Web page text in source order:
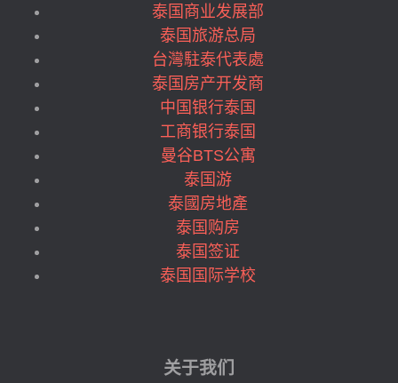
曼谷BTS Phahonyothin (1)
曼谷BTS Phayathai (3)
曼谷BTS Phloen Chit (12)
曼谷BTS Phra Khanong (7)
曼谷BTS Phrom Phong (34)
曼谷BTS Pu Chao (1)
曼谷BTS Punnawithi (2)
曼谷BTS Ratchadamri (5)
曼谷BTS Ratchathewi (4)
曼谷BTS Saint Louis (2)
曼谷BTS Sala Daeng (13)
曼谷BTS Sanam Ki La (2)
曼谷BTS Surasak (30)
泰国商业发展部
泰国旅游总局
台灣駐泰代表處
泰国房产开发商
中国银行泰国
工商银行泰国
曼谷BTS公寓
泰国游
泰國房地產
泰国购房
泰国签证
泰国国际学校
关于我们